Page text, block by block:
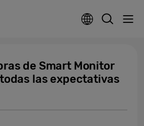
de Smart Monitor
las expectativas